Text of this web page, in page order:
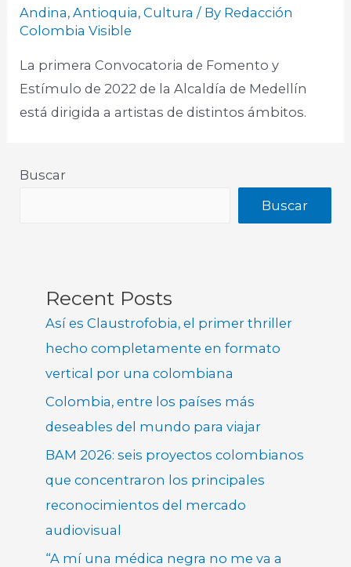
Andina,Antioquia,Cultura / By Redacción
Colombia Visible
La primera Convocatoria de Fomento y
Estímulo de 2022 de la Alcaldía de Medellín
está dirigida a artistas de distintos ámbitos.
Buscar
Buscar
Recent Posts
Así es Claustrofobia, el primer thriller
hecho completamente en formato
vertical por una colombiana
Colombia, entre los países más
deseables del mundo para viajar
BAM 2026: seis proyectos colombianos
que concentraron los principales
reconocimientos del mercado
audiovisual
“A mí una médica negra no me va a